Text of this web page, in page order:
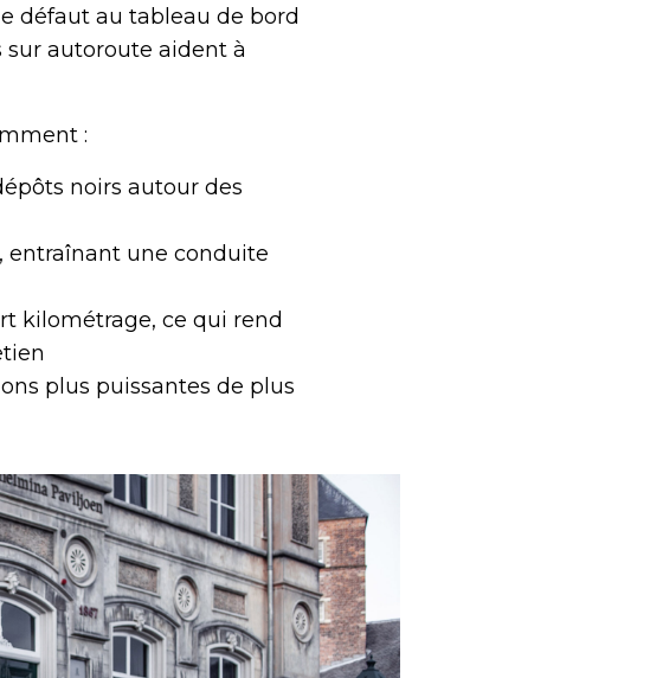
défaut au tableau de bord
sur autoroute aident à
:
noirs autour des
entraînant une conduite
kilométrage, ce qui rend
plus puissantes de plus